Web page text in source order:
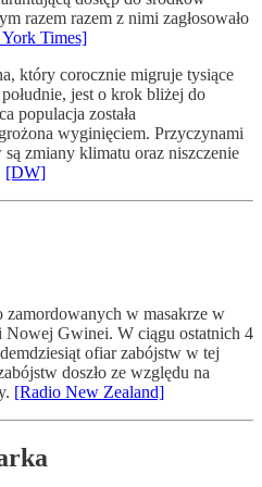
razem razem z nimi zagłosowało
Times]
który corocznie migruje tysiące
jest o krok bliżej do
populacja została
wyginięciem. Przyczynami
zmiany klimatu oraz niszczenie
[DW]
zamordowanych w masakrze w
Gwinei. W ciągu ostatnich 4
ofiar zabójstw w tej
doszło ze względu na
[Radio New Zealand]